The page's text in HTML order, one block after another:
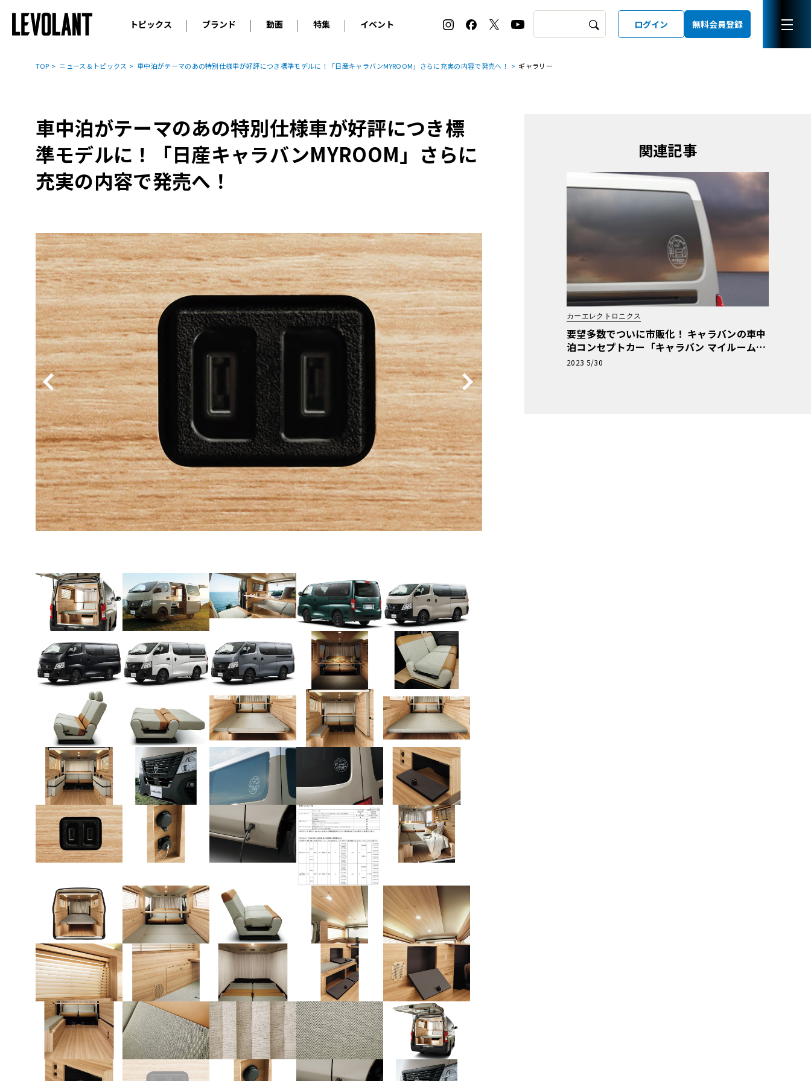
トピックス
ニュース
コラム
ブランド
輸入車 アウディ BMW
アルピナ
プジョー
ルノー
アバルト
アルファ・ロメオ
フェラーリ
フィアット
ランボルギーニ
マセラティ
アストン・マーティン
ボルボ
キャデラック
シボレー
ジープ
テスラ
ヒョンデ
BYD
その他
国産車 レクサス トヨタ
日産
ホンダ
スバル
マツダ
ダイハツ
スズキ
その他
動画
オリジナル動画
特集
2026 サマータイヤ＆ホイール バイヤーズガイド
ホイールカタログ
タイヤ特集
イベント
ル・ボラン カーズ・ミート2026横浜
EV:LIFE KOBE 2025
ル・ボラン カーズ・ミート2025横浜
ログイン 無料会員登録
TOP ニュース＆トピックス 車中泊がテーマのあの特別仕様車が好評につき標準モデルに！「日産キャラバンMYROOM」さらに充実の内容で発売へ！ ギャラリー
車中泊がテーマのあの特別仕様車が好評につき標
準モデルに！「日産キャラバンMYROOM」さらに
充実の内容で発売へ！
関連記事
カーエレクトロニクス
要望多数でついに市販化！ キャラバンの車中
泊コンセプトカー「キャラバン マイルーム」
発売決定
2023 5/30